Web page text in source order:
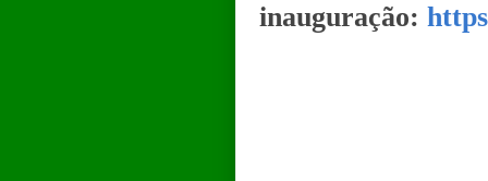
inauguração: